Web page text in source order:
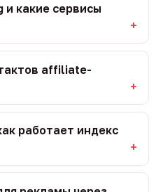
какие сервисы
affiliate-
работает индекс